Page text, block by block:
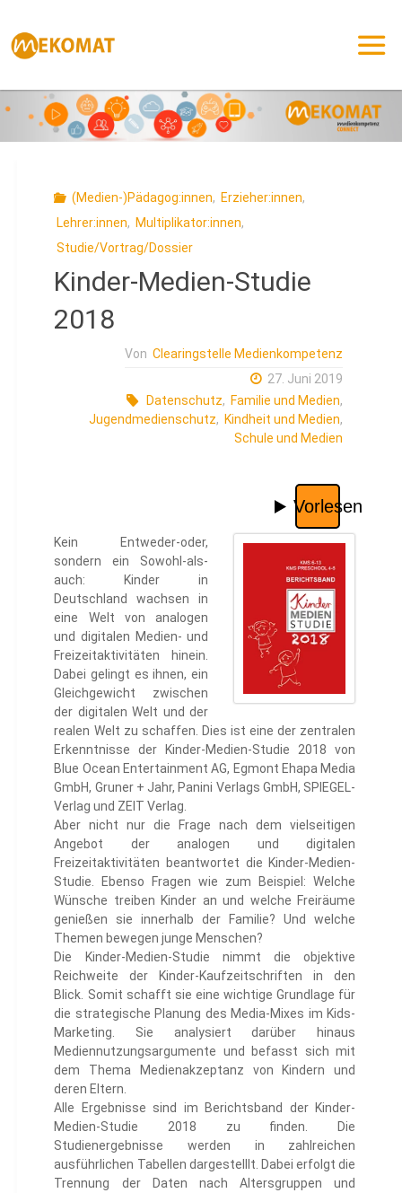
Inhalt
springen
(Medien-)Pädagog:innen, Erzieher:innen,
Lehrer:innen, Multiplikator:innen,
Studie/Vortrag/Dossier
Kinder-Medien-Studie
2018
Von Clearingstelle Medienkompetenz
27. Juni 2019
Datenschutz, Familie und Medien,
Jugendmedienschutz, Kindheit und Medien,
Schule und Medien
Kein Entweder-oder,
sondern ein Sowohl-als-
auch: Kinder in
Deutschland wachsen in
eine Welt von analogen
und digitalen Medien- und
Freizeitaktivitäten hinein.
Dabei gelingt es ihnen, ein
Gleichgewicht zwischen
der digitalen Welt und der
realen Welt zu schaffen. Dies ist eine der zentralen
Erkenntnisse der Kinder-Medien-Studie 2018 von
Blue Ocean Entertainment AG, Egmont Ehapa Media
GmbH, Gruner + Jahr, Panini Verlags GmbH, SPIEGEL-
Verlag und ZEIT Verlag.
Aber nicht nur die Frage nach dem vielseitigen
Angebot der analogen und digitalen
Freizeitaktivitäten beantwortet die Kinder-Medien-
Studie. Ebenso Fragen wie zum Beispiel: Welche
Wünsche treiben Kinder an und welche Freiräume
genießen sie innerhalb der Familie? Und welche
Themen bewegen junge Menschen?
Die Kinder-Medien-Studie nimmt die objektive
Reichweite der Kinder-Kaufzeitschriften in den
Blick. Somit schafft sie eine wichtige Grundlage für
die strategische Planung des Media-Mixes im Kids-
Marketing. Sie analysiert darüber hinaus
Mediennutzungsargumente und befasst sich mit
dem Thema Medienakzeptanz von Kindern und
deren Eltern.
Alle Ergebnisse sind im Berichtsband der Kinder-
Medien-Studie 2018 zu finden. Die
Studienergebnisse werden in zahlreichen
ausführlichen Tabellen dargestelllt. Dabei erfolgt die
Trennung der Daten nach Altersgruppen und